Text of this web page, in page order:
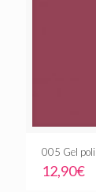
005 Gel
12,90€